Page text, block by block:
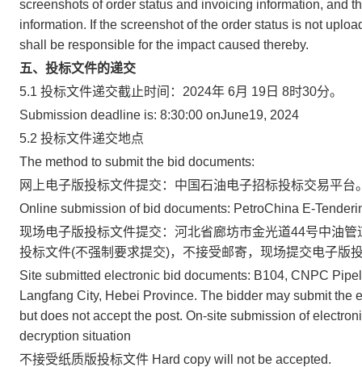
screenshots of order status and invoicing information, and
information. If the screenshot of the order status is not
shall be responsible for the impact caused thereby.
五、投标文件的递交
5.1 投标文件递交截止时间：2024年 6月 19日 8时30分。
Submission deadline is: 8:30:00 onJune19, 2024
5.2 投标文件递交地点
The method to submit the bid documents:
网上电子版投标文件提交：中国石油电子招标投标交易平台
Online submission of bid documents: PetroChina E-
现场电子版投标文件提交：河北省廊坊市金光道44号中油
投标文件(不强制要求提交)，不接受邮寄，现场提交电子版
Site submitted electronic bid documents: B104, CNPC
Langfang City, Hebei Province. The bidder may submit
but does not accept the post. On-site submission of
decryption situation
不接受纸质版投标文件 Hard copy will not be accepted.